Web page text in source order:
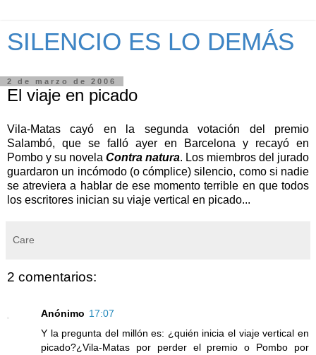
SILENCIO ES LO DEMÁS
2 de marzo de 2006
El viaje en picado
Vila-Matas cayó en la segunda votación del premio
Salambó, que se falló ayer en Barcelona y recayó en
Pombo y su novela Contra natura. Los miembros del jurado
guardaron un incómodo (o cómplice) silencio, como si nadie
se atreviera a hablar de ese momento terrible en que todos
los escritores inician su viaje vertical en picado...
Care
2 comentarios:
Anónimo 17:07
Y la pregunta del millón es: ¿quién inicia el viaje vertical en
picado?¿Vila-Matas por perder el premio o Pombo por